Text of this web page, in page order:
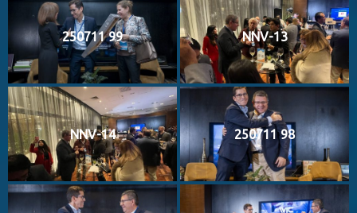
250711 99 NNV-13
NNV-14 250711 98